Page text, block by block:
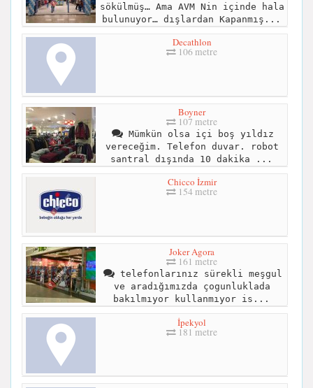
sökülmüş… Ama AVM Nin içinde hala
bulunuyor… dışlardan Kapanmış...
Decathlon
106 metre
Boyner
107 metre
Mümkün olsa içi boş yıldız
vereceğim. Telefon duvar. robot
santral dışında 10 dakika ...
Chicco İzmir
154 metre
Joker Agora
161 metre
telefonlarınız sürekli meşgul
ve aradığımızda çogunluklada
bakılmıyor kullanmıyor is...
İpekyol
181 metre